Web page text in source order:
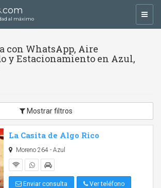
al máximo
con WhatsApp, Aire
y Estacionamiento en Azul,
Mostrar filtros
La Casita de Algo Rico
Moreno 264 - Azul
Enviar consulta Ver teléfono